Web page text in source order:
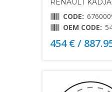
RENAULT
CODE:
OEM CODE:
454 € /